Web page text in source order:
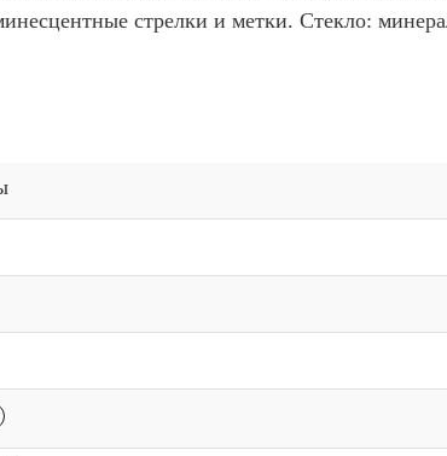
стрелки и метки. Стекло: